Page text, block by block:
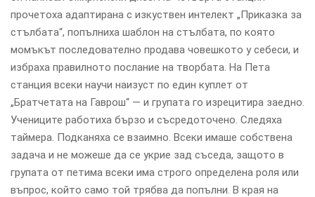
прочетоха адаптирана с изкуствен интелект „Приказка за
стълбата“, попълниха шаблон на стълбата, по която
момъкът последователно продава човешкото у себеси, и
избраха правилното послание на творбата. На Пета
станция всеки научи наизуст по един куплет от
„Братчетата на Гаврош“ — и групата го изрецитира заедно.
Учениците работиха бързо и съсредоточено. Следяха
таймера. Подканяха се взаимно. Всеки имаше собствена
задача и не можеше да се укрие зад съседа, защото в
групата от петима всеки има строго определена роля или
въпрос, който само той трябва да попълни. В края на